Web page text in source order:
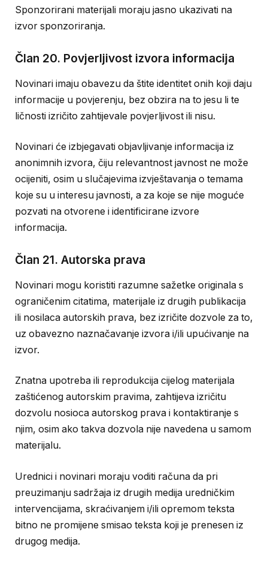
Sponzorirani materijali moraju jasno ukazivati na
izvor sponzoriranja.
Član 20. Povjerljivost izvora informacija
Novinari imaju obavezu da štite identitet onih koji daju
informacije u povjerenju, bez obzira na to jesu li te
ličnosti izričito zahtijevale povjerljivost ili nisu.
Novinari će izbjegavati objavljivanje informacija iz
anonimnih izvora, čiju relevantnost javnost ne može
ocijeniti, osim u slučajevima izvještavanja o temama
koje su u interesu javnosti, a za koje se nije moguće
pozvati na otvorene i identificirane izvore
informacija.
Član 21. Autorska prava
Novinari mogu koristiti razumne sažetke originala s
ograničenim citatima, materijale iz drugih publikacija
ili nosilaca autorskih prava, bez izričite dozvole za to,
uz obavezno naznačavanje izvora i/ili upućivanje na
izvor.
Znatna upotreba ili reprodukcija cijelog materijala
zaštićenog autorskim pravima, zahtijeva izričitu
dozvolu nosioca autorskog prava i kontaktiranje s
njim, osim ako takva dozvola nije navedena u samom
materijalu.
Urednici i novinari moraju voditi računa da pri
preuzimanju sadržaja iz drugih medija uredničkim
intervencijama, skraćivanjem i/ili opremom teksta
bitno ne promijene smisao teksta koji je prenesen iz
drugog medija.